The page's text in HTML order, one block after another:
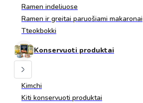
Ramen indeliuose
Ramen ir greitai paruošiami makaronai
Tteokbokki
Konservuoti produktai
Kimchi
Kiti konservuoti produktai